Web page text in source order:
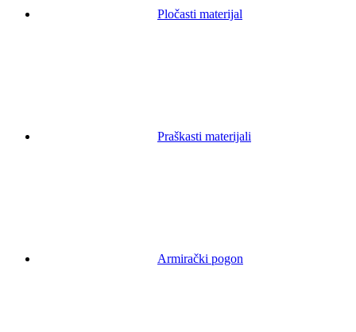
Pločasti materijal
Praškasti materijali
Armirački pogon